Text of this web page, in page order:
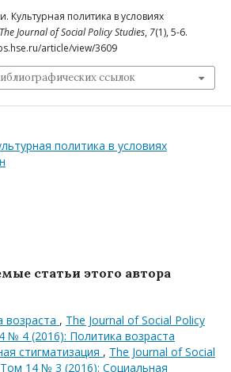
Культурная политика в условиях
The Journal of Social Policy Studies, 7(1), 5-6.
article/view/3609
ссылок
политика в условиях
статьи этого автора
возраста , The Journal of Social Policy
№ 4 (2016): Политика возраста
стигматизация , The Journal of Social
Том 14 № 3 (2016): Социальная